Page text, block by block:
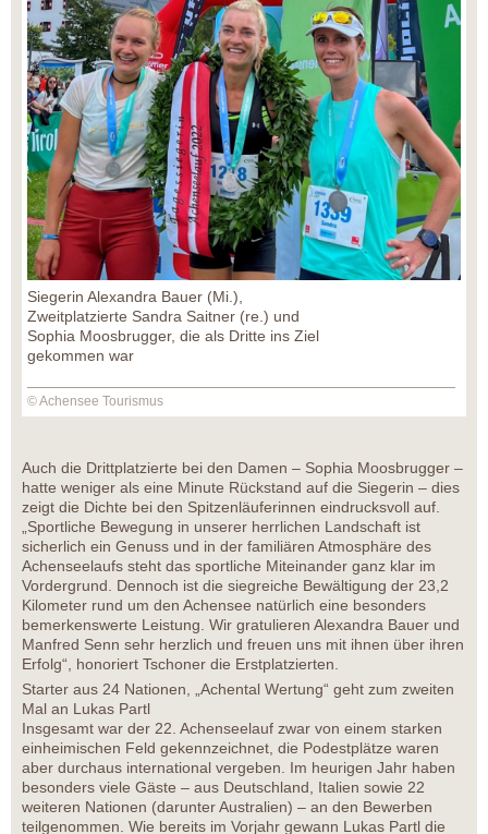
Siegerin Alexandra Bauer (Mi.),
Zweitplatzierte Sandra Saitner (re.) und
Sophia Moosbrugger, die als Dritte ins Ziel
gekommen war
© Achensee Tourismus
Auch die Drittplatzierte bei den Damen – Sophia Moosbrugger –
hatte weniger als eine Minute Rückstand auf die Siegerin – dies
zeigt die Dichte bei den Spitzenläuferinnen eindrucksvoll auf.
„Sportliche Bewegung in unserer herrlichen Landschaft ist
sicherlich ein Genuss und in der familiären Atmosphäre des
Achenseelaufs steht das sportliche Miteinander ganz klar im
Vordergrund. Dennoch ist die siegreiche Bewältigung der 23,2
Kilometer rund um den Achensee natürlich eine besonders
bemerkenswerte Leistung. Wir gratulieren Alexandra Bauer und
Manfred Senn sehr herzlich und freuen uns mit ihnen über ihren
Erfolg“, honoriert Tschoner die Erstplatzierten.
Starter aus 24 Nationen, „Achental Wertung“ geht zum zweiten
Mal an Lukas Partl
Insgesamt war der 22. Achenseelauf zwar von einem starken
einheimischen Feld gekennzeichnet, die Podestplätze waren
aber durchaus international vergeben. Im heurigen Jahr haben
besonders viele Gäste – aus Deutschland, Italien sowie 22
weiteren Nationen (darunter Australien) – an den Bewerben
teilgenommen. Wie bereits im Vorjahr gewann Lukas Partl die